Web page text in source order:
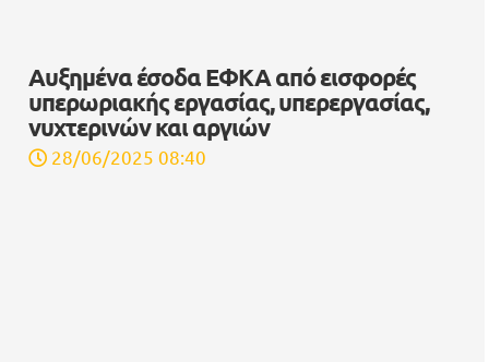
Αυξημένα έσοδα ΕΦΚΑ από εισφορές
υπερωριακής εργασίας, υπερεργασίας,
νυχτερινών και αργιών
28/06/2025 08:40